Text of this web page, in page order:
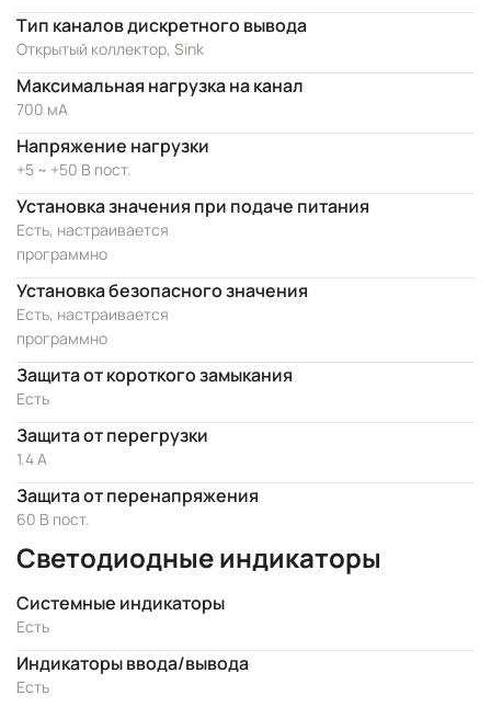
Тип каналов дискретного вывода
Открытый коллектор, Sink
Максимальная нагрузка на канал
700 мА
Напряжение нагрузки
+5 ~ +50 В пост.
Установка значения при подаче питания
Есть, настраивается
программно
Установка безопасного значения
Есть, настраивается
программно
Защита от короткого замыкания
Есть
Защита от перегрузки
1.4 A
Защита от перенапряжения
60 В пост.
Светодиодные индикаторы
Системные индикаторы
Есть
Индикаторы ввода/вывода
Есть